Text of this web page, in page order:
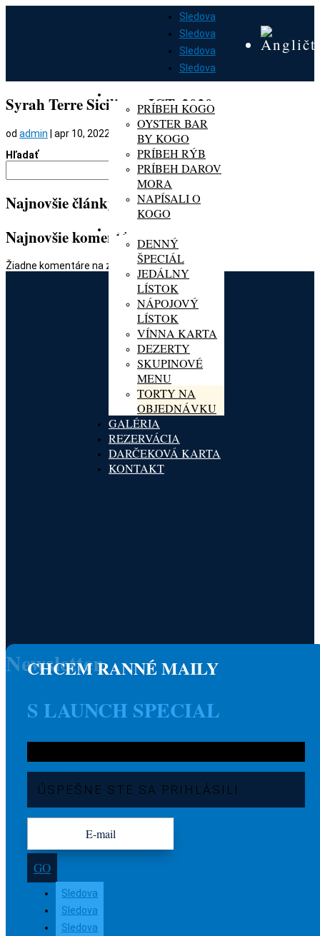
Sledova
Sledova
Sledova
Sledova
DOMOV
PRÍBEH KOGO
OYSTER BAR
BY KOGO
PRÍBEH RÝB
PRÍBEH DAROV
MORA
NAPÍSALI O
KOGO
DENNÝ
ŠPECIÁL
JEDÁLNY
LÍSTOK
NÁPOJOVÝ
LÍSTOK
VÍNNA KARTA
DEZERTY
SKUPINOVÉ
MENU
TORTY NA
OBJEDNÁVKU
GALÉRIA
REZERVÁCIA
DARČEKOVÁ KARTA
KONTAKT
Syrah Terre Siciliane, IGT, 2020
od admin
apr 10, 2022
Hľadať
Hľadať
Najnovšie články
Najnovšie komentáre
Žiadne komentáre na zobrazenie.
CHCEM RANNÉ MAILY
S LAUNCH SPECIAL
Newsletter
ÚSPEŠNE STE SA PRIHLÁSILI
GO
Sledova
Sledova
Sledova